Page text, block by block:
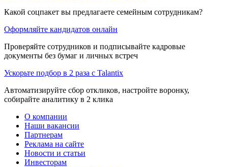
Какой соцпакет вы предлагаете семейным сотрудникам?
Оформляйте кандидатов онлайн
Проверяйте сотрудников и подписывайте кадровые
документы без бумаг и личных встреч
Ускорьте подбор в 2 раза с Talantix
Автоматизируйте сбор откликов, настройте воронку,
собирайте аналитику в 2 клика
О компании
Наши вакансии
Партнерам
Реклама на сайте
Новости и статьи
Инвесторам